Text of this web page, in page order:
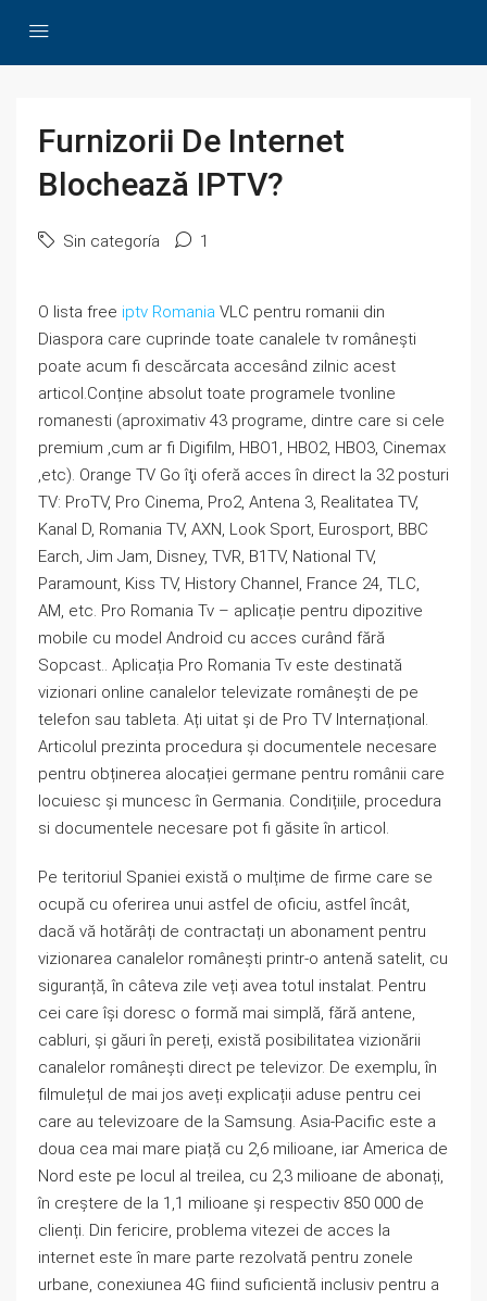
Furnizorii De Internet
Blochează IPTV?
Sin categoría 1
O lista free iptv Romania VLC pentru romanii din
Diaspora care cuprinde toate canalele tv românești
poate acum fi descărcata accesând zilnic acest
articol.Conține absolut toate programele tvonline
romanesti (aproximativ 43 programe, dintre care si cele
premium ,cum ar fi Digifilm, HBO1, HBO2, HBO3, Cinemax
,etc). Orange TV Go îţi oferă acces în direct la 32 posturi
TV: ProTV, Pro Cinema, Pro2, Antena 3, Realitatea TV,
Kanal D, Romania TV, AXN, Look Sport, Eurosport, BBC
Earch, Jim Jam, Disney, TVR, B1TV, National TV,
Paramount, Kiss TV, History Channel, France 24, TLC,
AM, etc. Pro Romania Tv – aplicație pentru dipozitive
mobile cu model Android cu acces curând fără
Sopcast.. Aplicația Pro Romania Tv este destinată
vizionari online canalelor televizate românești de pe
telefon sau tableta. Ați uitat și de Pro TV Internațional.
Articolul prezinta procedura și documentele necesare
pentru obținerea alocației germane pentru românii care
locuiesc și muncesc în Germania. Condițiile, procedura
si documentele necesare pot fi găsite în articol.
Pe teritoriul Spaniei există o mulțime de firme care se
ocupă cu oferirea unui astfel de oficiu, astfel încât,
dacă vă hotărâți de contractați un abonament pentru
vizionarea canalelor românești printr-o antenă satelit, cu
siguranță, în câteva zile veți avea totul instalat. Pentru
cei care își doresc o formă mai simplă, fără antene,
cabluri, și găuri în pereți, există posibilitatea vizionării
canalelor românești direct pe televizor. De exemplu, în
filmulețul de mai jos aveți explicații aduse pentru cei
care au televizoare de la Samsung. Asia-Pacific este a
doua cea mai mare piață cu 2,6 milioane, iar America de
Nord este pe locul al treilea, cu 2,3 milioane de abonați,
în creștere de la 1,1 milioane și respectiv 850 000 de
clienți. Din fericire, problema vitezei de acces la
internet este în mare parte rezolvată pentru zonele
urbane, conexiunea 4G fiind suficientă inclusiv pentru a